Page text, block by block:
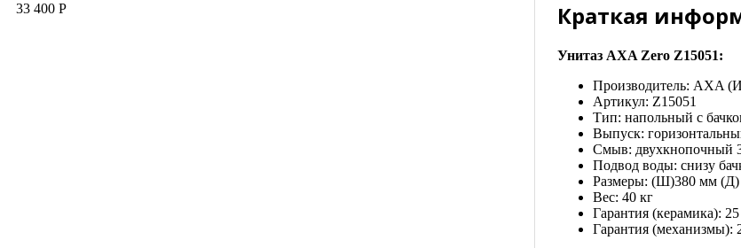
33 400 Р Краткая
Унитаз AXA Zero Z15051:
Производитель: AXA
Артикул: Z15051
Тип: напольный с
Выпуск:
Смыв: двухкнопочный
Подвод воды: снизу
Размеры: (Ш)380 мм
Вес: 40 кг
Гарантия (керамика): 25
Гарантия (механизмы):